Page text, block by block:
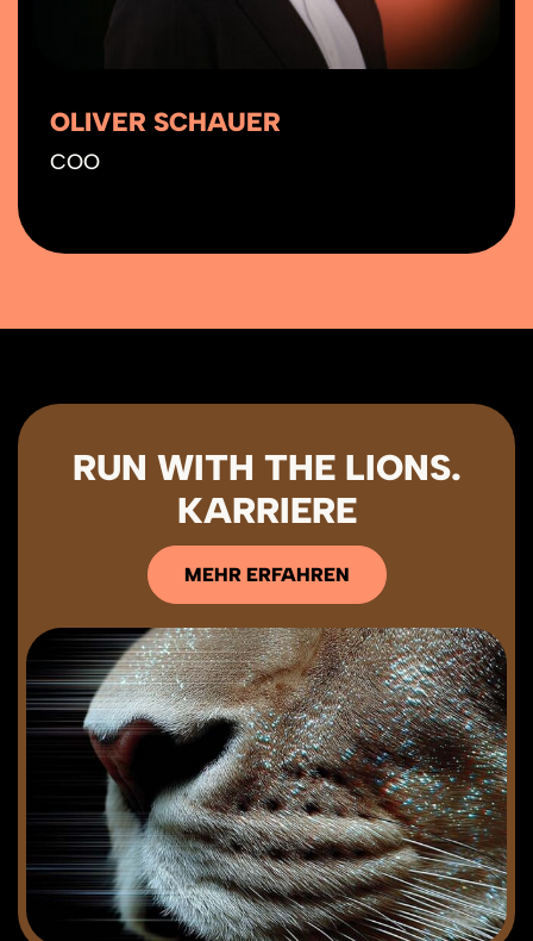
OLIVER SCHAUER
COO
RUN WITH THE LIONS.
KARRIERE
MEHR ERFAHREN